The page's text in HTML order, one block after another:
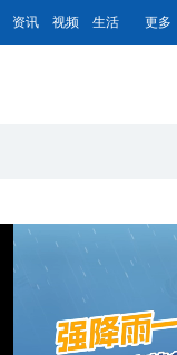
资讯 视频 生活 更多